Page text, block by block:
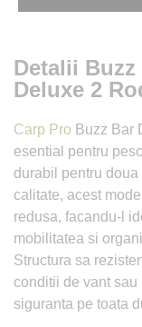
Detalii
Deluxe 2
Carp Pro Buzz Bar
esential pentru
durabil pentru
calitate, acest
redusa, facandu-l
mobilitatea si
Structura sa
conditii de vant
siguranta pe toata